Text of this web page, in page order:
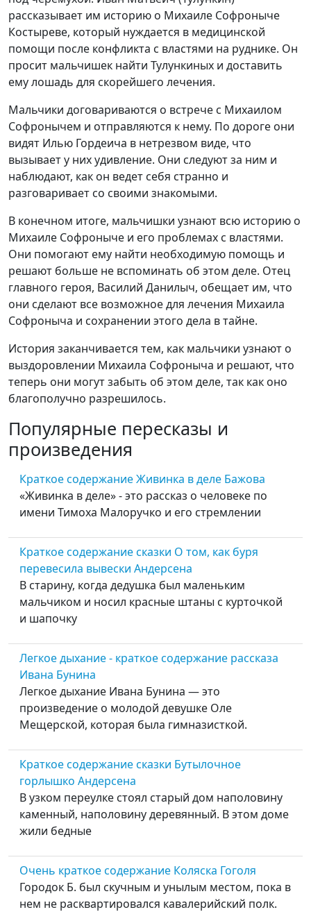
рассказывает им историю о Михаиле Софроныче
Костыреве, который нуждается в медицинской
помощи после конфликта с властями на руднике. Он
просит мальчишек найти Тулункиных и доставить
ему лошадь для скорейшего лечения.
Мальчики договариваются о встрече с Михаилом
Софронычем и отправляются к нему. По дороге они
видят Илью Гордеича в нетрезвом виде, что
вызывает у них удивление. Они следуют за ним и
наблюдают, как он ведет себя странно и
разговаривает со своими знакомыми.
В конечном итоге, мальчишки узнают всю историю о
Михаиле Софроныче и его проблемах с властями.
Они помогают ему найти необходимую помощь и
решают больше не вспоминать об этом деле. Отец
главного героя, Василий Данилыч, обещает им, что
они сделают все возможное для лечения Михаила
Софроныча и сохранении этого дела в тайне.
История заканчивается тем, как мальчики узнают о
выздоровлении Михаила Софроныча и решают, что
теперь они могут забыть об этом деле, так как оно
благополучно разрешилось.
Популярные пересказы и
произведения
Краткое содержание Живинка в деле Бажова
«Живинка в деле» - это рассказ о человеке по
имени Тимоха Малоручко и его стремлении
Краткое содержание сказки О том, как буря
перевесила вывески Андерсена
В старину, когда дедушка был маленьким
мальчиком и носил красные штаны с курточкой
и шапочку
Легкое дыхание - краткое содержание рассказа
Ивана Бунина
Легкое дыхание Ивана Бунина — это
произведение о молодой девушке Оле
Мещерской, которая была гимназисткой.
Краткое содержание сказки Бутылочное
горлышко Андерсена
В узком переулке стоял старый дом наполовину
каменный, наполовину деревянный. В этом доме
жили бедные
Очень краткое содержание Коляска Гоголя
Городок Б. был скучным и унылым местом, пока в
нем не расквартировался кавалерийский полк.